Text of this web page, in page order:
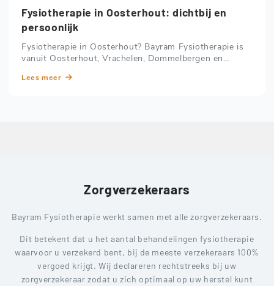
Fysiotherapie in Oosterhout: dichtbij en
persoonlijk
Fysiotherapie in Oosterhout? Bayram Fysiotherapie is
vanuit Oosterhout, Vrachelen, Dommelbergen en
Rijen.
Lees meer
Zorgverzekeraars
Bayram Fysiotherapie werkt samen met alle zorgverzekeraars.
Dit betekent dat u het aantal behandelingen fysiotherapie
waarvoor u verzekerd bent, bij de meeste verzekeraars 100%
vergoed krijgt. Wij declareren rechtstreeks bij uw
zorgverzekeraar zodat u zich optimaal op uw herstel kunt